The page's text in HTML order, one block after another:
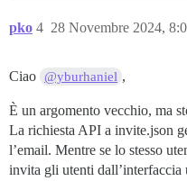
pko 28 Novembre 2024,
4
Ciao @yburhaniel ,
È un argomento vecchio, ma
La richiesta API a invite.json
l’email. Mentre se lo stesso
invita gli utenti dall’interfaccia